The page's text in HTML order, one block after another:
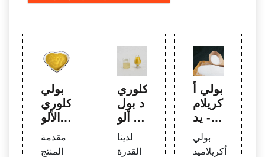
بولي
كلوري
د الألو
في م
مقدمة
المنتج
كلوري
د بول
ي ألو
منيوم
(PA
لدينا
القدرة
بولي أ
كريلام
يد - P
AM -
كلوري
بولي
أكريلاميد